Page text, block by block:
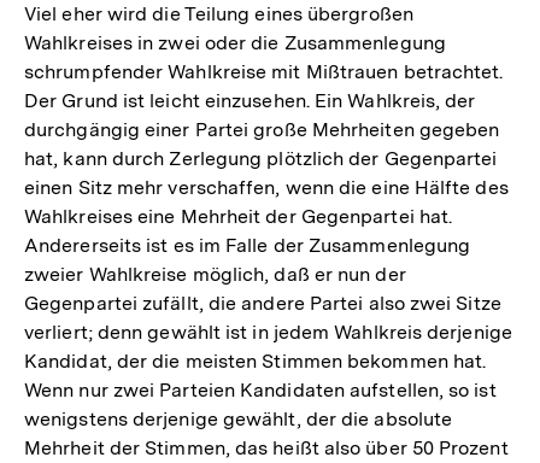
Viel eher wird die Teilung eines übergroßen
Wahlkreises in zwei oder die Zusammenlegung
schrumpfender Wahlkreise mit Mißtrauen betrachtet.
Der Grund ist leicht einzusehen. Ein Wahlkreis, der
durchgängig einer Partei große Mehrheiten gegeben
hat, kann durch Zerlegung plötzlich der Gegenpartei
einen Sitz mehr verschaffen, wenn die eine Hälfte des
Wahlkreises eine Mehrheit der Gegenpartei hat.
Andererseits ist es im Falle der Zusammenlegung
zweier Wahlkreise möglich, daß er nun der
Gegenpartei zufällt, die andere Partei also zwei Sitze
verliert; denn gewählt ist in jedem Wahlkreis derjenige
Kandidat, der die meisten Stimmen bekommen hat.
Wenn nur zwei Parteien Kandidaten aufstellen, so ist
wenigstens derjenige gewählt, der die absolute
Mehrheit der Stimmen, das heißt also über 50 Prozent